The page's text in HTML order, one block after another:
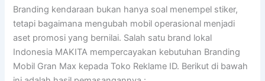
Branding kendaraan bukan hanya soal menempel stiker,
tetapi bagaimana mengubah mobil operasional menjadi
aset promosi yang bernilai. Salah satu brand lokal
Indonesia MAKITA mempercayakan kebutuhan Branding
Mobil Gran Max kepada Toko Reklame ID. Berikut di bawah